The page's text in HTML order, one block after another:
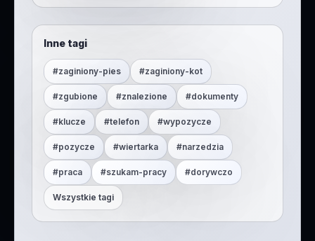
Inne tagi
#zaginiony-pies #zaginiony-kot
#zgubione #znalezione #dokumenty
#klucze #telefon #wypozycze
#pozycze #wiertarka #narzedzia
#praca #szukam-pracy #dorywczo
Wszystkie tagi